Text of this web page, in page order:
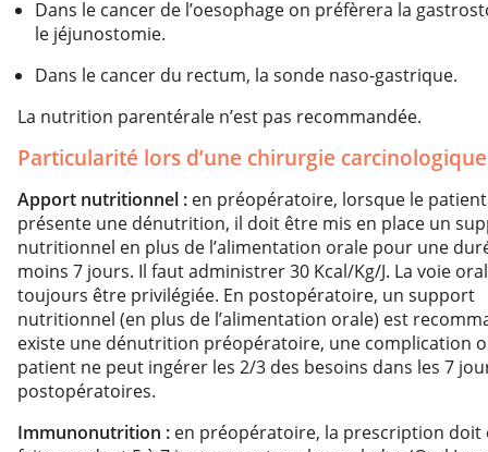
Dans le cancer de l’oesophage on préfèrera la
le jéjunostomie.
Dans le cancer du rectum, la sonde naso-gastrique.
La nutrition parentérale n’est pas recommandée.
Particularité lors d’une chirurgie carcinologique
Apport nutritionnel : en préopératoire, lorsque le patient
présente une dénutrition, il doit être mis en place un
nutritionnel en plus de l’alimentation orale pour une
moins 7 jours. Il faut administrer 30 Kcal/Kg/J. La voie
toujours être privilégiée. En postopératoire, un support
nutritionnel (en plus de l’alimentation orale) est
existe une dénutrition préopératoire, une complication
patient ne peut ingérer les 2/3 des besoins dans les 7
postopératoires.
Immunonutrition : en préopératoire, la prescription doit